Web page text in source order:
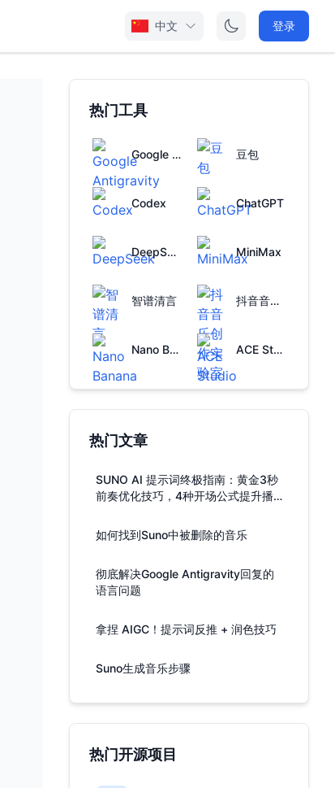
中文 登录
热门工具
Google Antigravity 豆包
Codex ChatGPT
DeepSeek MiniMax
智谱清言 抖音音乐创作实验室
Nano Banana ACE Studio
热门文章
SUNO AI 提示词终极指南：黄金3秒
前奏优化技巧，4种开场公式提升播
如何找到Suno中被删除的音乐
彻底解决Google Antigravity回复的
语言问题
拿捏 AIGC！提示词反推 + 润色技巧
Suno生成音乐步骤
热门开源项目